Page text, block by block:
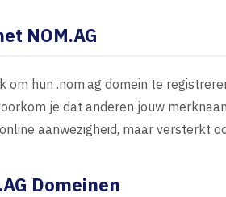
NOM.AG
om hun .nom.ag domein te
je dat anderen jouw
aanwezigheid, maar versterkt
Domeinen